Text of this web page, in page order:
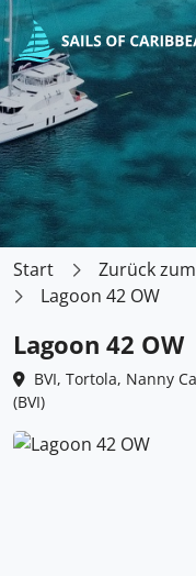
Start
Zurück
Lagoon 42 OW
Lagoon 42 OW
BVI, Tortola, Nanny
(BVI)